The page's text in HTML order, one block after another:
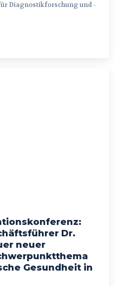
Diagnostikforschung und -
Dr.
neuer
Gesundheit in